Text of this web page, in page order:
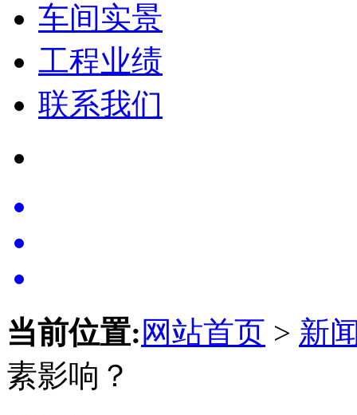
车间实景
工程业绩
联系我们
当前位置: 网站首页 > 新
素影响？